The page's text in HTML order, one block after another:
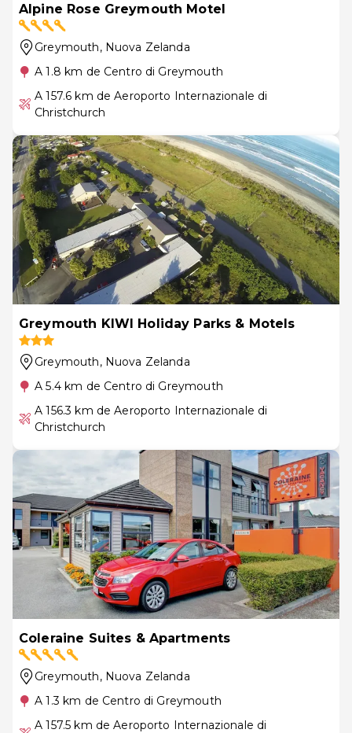
Alpine Rose Greymouth Motel
Greymouth, Nuova Zelanda
A 1.8 km de Centro di Greymouth
A 157.6 km de Aeroporto Internazionale di
Christchurch
Greymouth KIWI Holiday Parks & Motels
Greymouth, Nuova Zelanda
A 5.4 km de Centro di Greymouth
A 156.3 km de Aeroporto Internazionale di
Christchurch
Coleraine Suites & Apartments
Greymouth, Nuova Zelanda
A 1.3 km de Centro di Greymouth
A 157.5 km de Aeroporto Internazionale di